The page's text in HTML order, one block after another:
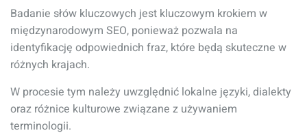
Badanie słów kluczowych jest kluczowym krokiem w
międzynarodowym SEO, ponieważ pozwala na
identyfikację odpowiednich fraz, które będą skuteczne w
różnych krajach.
W procesie tym należy uwzględnić lokalne języki, dialekty
oraz różnice kulturowe związane z używaniem
terminologii.